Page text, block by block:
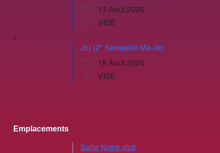
13 Août 2026
VISE
Jiu (2° Semestre Ma-Je)
18 Août 2026
VISE
Emplacements
Salle Notre club